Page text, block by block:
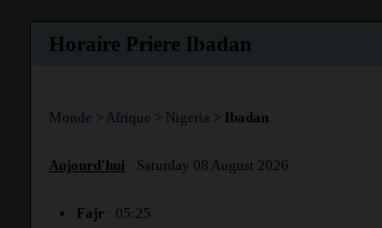
Horaire Priere Ibadan
Monde > Afrique > Nigeria > Ibadan
Aujourd'hui : Saturday 08 August 2026
Fajr : 05:25